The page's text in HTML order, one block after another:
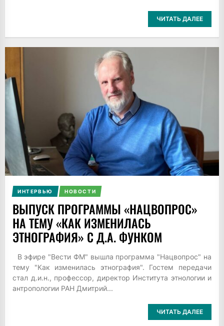
ЧИТАТЬ ДАЛЕЕ
ИНТЕРВЬЮ НОВОСТИ
ВЫПУСК ПРОГРАММЫ «НАЦВОПРОС»
НА ТЕМУ «КАК ИЗМЕНИЛАСЬ
ЭТНОГРАФИЯ» С Д.А. ФУНКОМ
В эфире "Вести ФМ" вышла программа "Нацвопрос" на
тему "Как изменилась этнография". Гостем передачи
стал д.и.н., профессор, директор Института этнологии и
антропологии РАН Дмитрий...
ЧИТАТЬ ДАЛЕЕ